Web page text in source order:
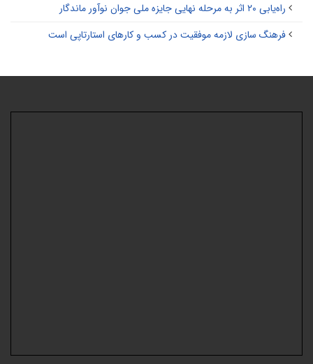
راه‌یابی ۲۰ اثر به مرحله نهایی جایزه ملی جوان نوآور ماندگار
فرهنگ سازی لازمه موفقیت در کسب و کارهای استارتاپی است